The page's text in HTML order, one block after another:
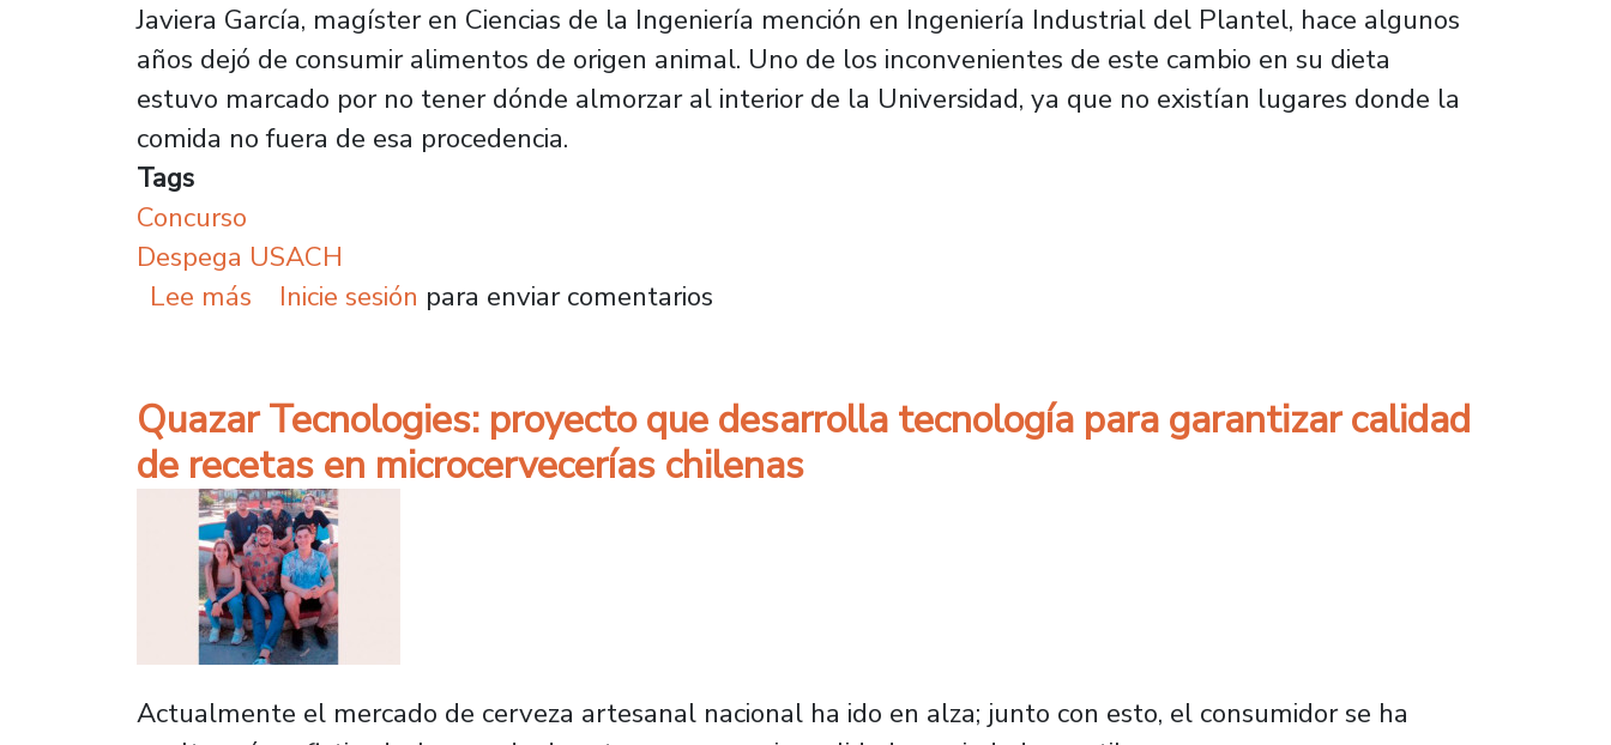
Javiera García, magíster en Ciencias de la Ingeniería mención en Ingeniería Industrial del Plantel, hace algunos
años dejó de consumir alimentos de origen animal. Uno de los inconvenientes de este cambio en su dieta
estuvo marcado por no tener dónde almorzar al interior de la Universidad, ya que no existían lugares donde la
comida no fuera de esa procedencia.
Tags
Concurso
Despega USACH
Lee más sobre Software que automatiza diseño de minutas para casinos de alimentación, gana versión 2021 del concurso
Inicie sesión para enviar comentarios
Quazar Tecnologies: proyecto que desarrolla tecnología para garantizar calidad
de recetas en microcervecerías chilenas
Actualmente el mercado de cerveza artesanal nacional ha ido en alza; junto con esto, el consumidor se ha